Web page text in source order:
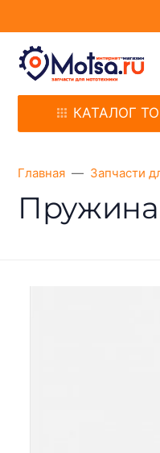
КАТАЛОГ
Главная Запчасти
Пружина